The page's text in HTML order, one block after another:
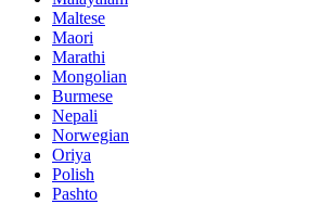
Maltese
Maori
Marathi
Mongolian
Burmese
Nepali
Norwegian
Oriya
Polish
Pashto